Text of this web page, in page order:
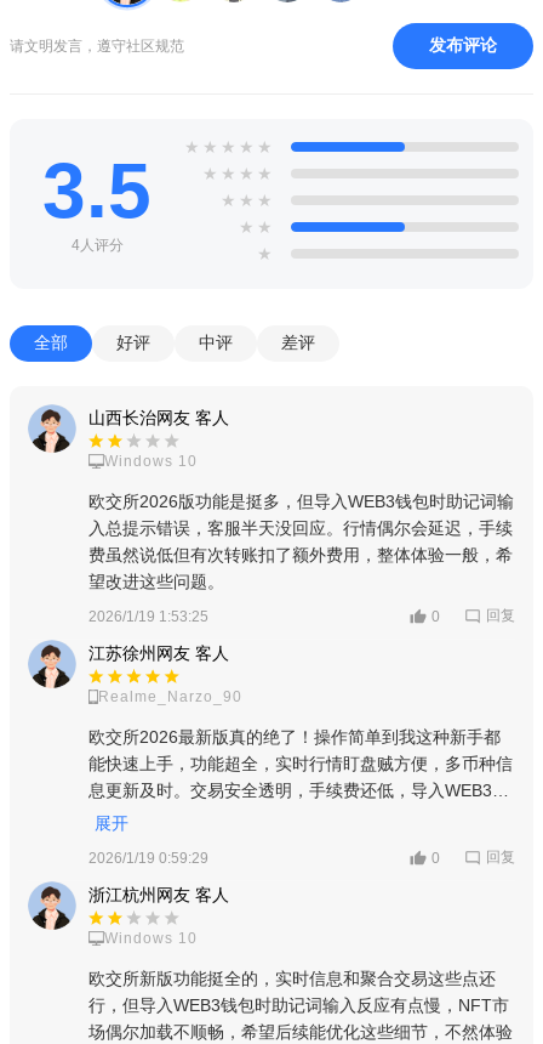
请文明发言，遵守社区规范 发布评论
3.5
4人评分
★ ★ ★ ★ ★
★ ★ ★ ★
★ ★ ★
★ ★
★
全部 好评 中评 差评
山西长治网友 客人
Windows 10
欧交所2026版功能是挺多，但导入WEB3钱包时助记词输
入总提示错误，客服半天没回应。行情偶尔会延迟，手续
费虽然说低但有次转账扣了额外费用，整体体验一般，希
望改进这些问题。
2026/1/19 1:53:25 0 回复
江苏徐州网友 客人
Realme_Narzo_90
欧交所2026最新版真的绝了！操作简单到我这种新手都
能快速上手，功能超全，实时行情盯盘贼方便，多币种信
息更新及时。交易安全透明，手续费还低，导入WEB3钱
包步骤清晰，还有NFT市场和聚合交易，资产流转灵活风
展开
2026/1/19 0:59:29 0 回复
浙江杭州网友 客人
Windows 10
欧交所新版功能挺全的，实时信息和聚合交易这些点还
行，但导入WEB3钱包时助记词输入反应有点慢，NFT市
场偶尔加载不顺畅，希望后续能优化这些细节，不然体验